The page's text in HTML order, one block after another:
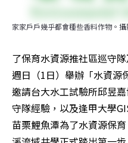
家家戶戶幾乎都會種些香料作物。
了保育水資源推社區巡守
週日（1日）舉辦「水資源
邀請台大水工試驗所邱昱
守隊經驗，以及逢甲大學
苗栗鯉魚潭為了水資源保